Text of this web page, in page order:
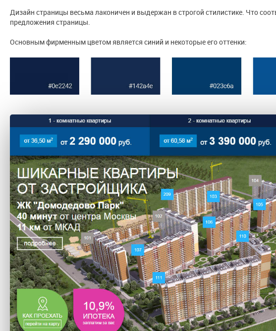
Дизайн страницы весьма лаконичен и выдержан в строгой стилистике. Что
предложения страницы.
Основным фирменным цветом является синий и некоторые его оттенки: